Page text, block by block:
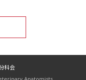
科会
Anatomists